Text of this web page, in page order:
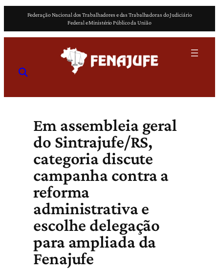
o
Federação Nacional dos Trabalhadores e das Trabalhadoras do Judiciário
Federal e Ministério Público da União
Em assembleia geral
do Sintrajufe/RS,
categoria discute
campanha contra a
reforma
administrativa e
escolhe delegação
para ampliada da
Fenajufe